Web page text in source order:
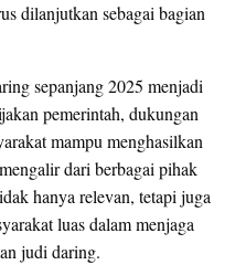
dilanjutkan sebagai bagian
sepanjang 2025 menjadi
pemerintah, dukungan
mampu menghasilkan
dari berbagai pihak
hanya relevan, tetapi juga
luas dalam menjaga
judi daring.